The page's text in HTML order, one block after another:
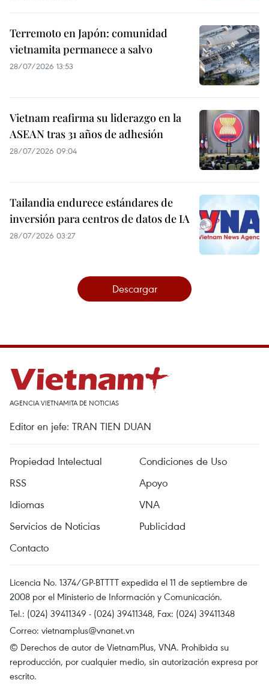
Terremoto en Japón: comunidad
vietnamita permanece a salvo
28/07/2026 13:53
Vietnam reafirma su liderazgo en la
ASEAN tras 31 años de adhesión
28/07/2026 09:04
Tailandia endurece estándares de
inversión para centros de datos de IA
28/07/2026 03:27
Descargar
AGENCIA VIETNAMITA DE NOTICIAS
Editor en jefe: TRAN TIEN DUAN
Propiedad Intelectual
Condiciones de Uso
RSS
Apoyo
Idiomas
VNA
Servicios de Noticias
Publicidad
Contacto
Licencia No. 1374/GP-BTTTT expedida el 11 de septiembre de
2008 por el Ministerio de Información y Comunicación.
Tel.: (024) 39411349 - (024) 39411348, Fax: (024) 39411348
Correo: vietnamplus@vnanet.vn
© Derechos de autor de VietnamPlus, VNA. Prohibida su
reproducción, por cualquier medio, sin autorización expresa por
escrito.